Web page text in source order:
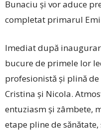
Bunaciu și vor aduce
completat primarul
Imediat după
bucure de primele lor
profesionistă și plină
Cristina și Nicola.
entuziasm și zâmbete,
etape pline de